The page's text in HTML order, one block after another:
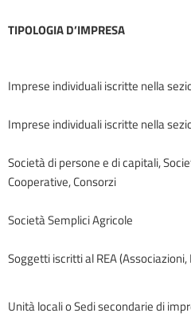
TIPOLOGIA D’IMPRESA
Imprese individuali iscritte nella
Imprese individuali iscritte nella
Società di persone e di capitali,
Cooperative, Consorzi
Società Semplici Agricole
Soggetti iscritti al REA
Unità locali o Sedi secondarie di